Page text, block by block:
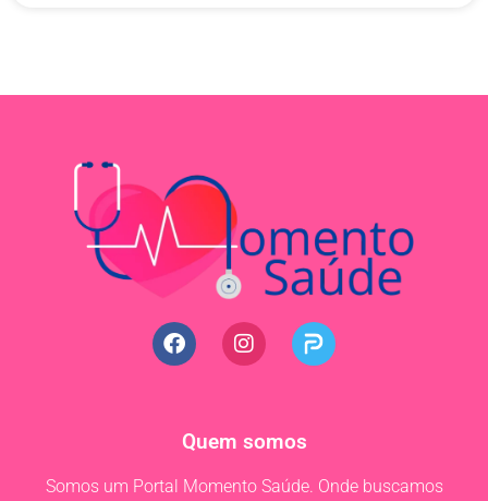
Quem somos
Somos um Portal Momento Saúde. Onde buscamos